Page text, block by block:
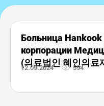
Больница
корпорации
(의료법인 혜인의료
12.09.2024 594